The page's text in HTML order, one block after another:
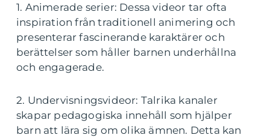
1. Animerade serier: Dessa videor tar ofta
inspiration från traditionell animering och
presenterar fascinerande karaktärer och
berättelser som håller barnen underhållna
och engagerade.
2. Undervisningsvideor: Talrika kanaler
skapar pedagogiska innehåll som hjälper
barn att lära sig om olika ämnen. Detta kan